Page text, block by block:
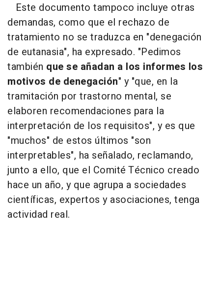
Este documento tampoco incluye otras
demandas, como que el rechazo de
tratamiento no se traduzca en "denegación
de eutanasia", ha expresado. "Pedimos
también que se añadan a los informes los
motivos de denegación" y "que, en la
tramitación por trastorno mental, se
elaboren recomendaciones para la
interpretación de los requisitos", y es que
"muchos" de estos últimos "son
interpretables", ha señalado, reclamando,
junto a ello, que el Comité Técnico creado
hace un año, y que agrupa a sociedades
científicas, expertos y asociaciones, tenga
actividad real.